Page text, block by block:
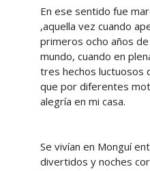
En ese sentido fue
,aquella vez cuando
primeros ocho años
mundo, cuando en
tres hechos luctuosos
que por diferentes
alegría en mi casa.
Se vivían en Monguí
divertidos y noches